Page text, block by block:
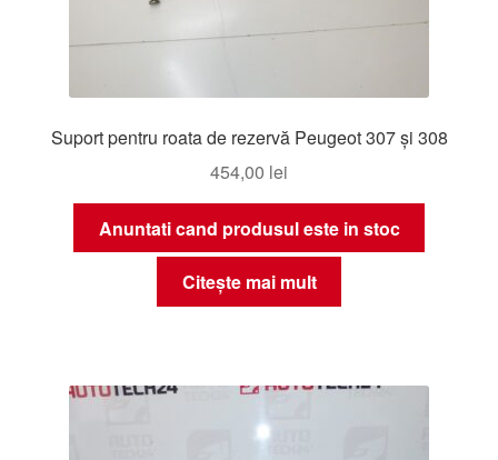
Suport pentru roata de rezervă Peugeot 307 și 308
454,00 lei
Anuntati cand produsul este in stoc
Citește mai mult